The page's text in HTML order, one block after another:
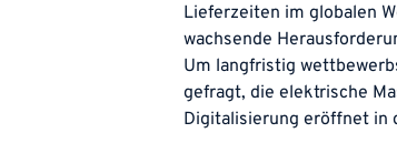
Lieferzeiten im globalen
wachsende
Um langfristig
gefragt, die elektrische
Digitalisierung eröffnet in